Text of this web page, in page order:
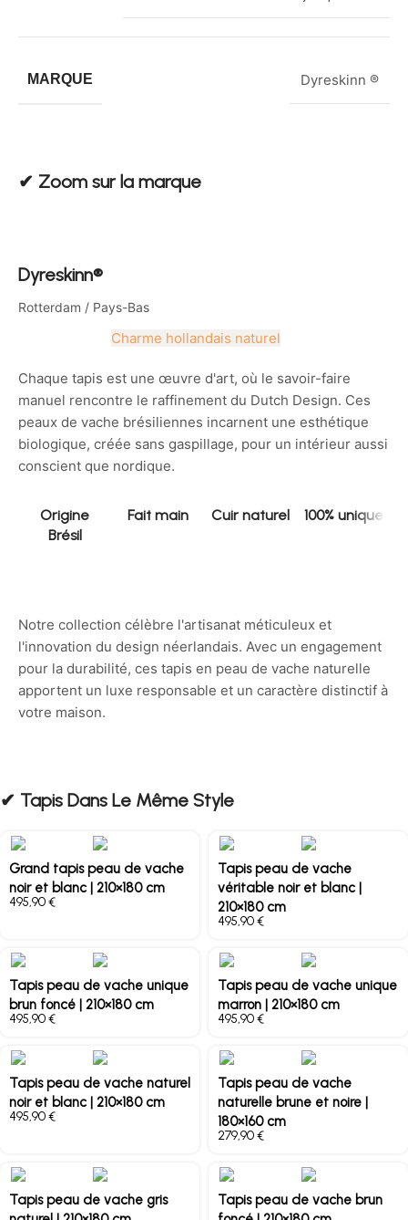
MARQUE Dyreskinn ®
✔︎ Zoom sur la marque
Dyreskinn®
Rotterdam / Pays-Bas
Charme hollandais naturel
Chaque tapis est une œuvre d'art, où le savoir-faire
manuel rencontre le raffinement du Dutch Design. Ces
peaux de vache brésiliennes incarnent une esthétique
biologique, créée sans gaspillage, pour un intérieur aussi
conscient que nordique.
Origine
Brésil
Fait main Cuir naturel 100% unique
Notre collection célèbre l'artisanat méticuleux et
l'innovation du design néerlandais. Avec un engagement
pour la durabilité, ces tapis en peau de vache naturelle
apportent un luxe responsable et un caractère distinctif à
votre maison.
✔︎ Tapis Dans Le Même Style
Grand tapis peau de vache
noir et blanc | 210×180 cm
€
Tapis peau de vache
véritable noir et blanc |
210×180 cm
€
Tapis peau de vache unique
brun foncé | 210×180 cm
€
Tapis peau de vache unique
marron | 210×180 cm
€
Tapis peau de vache naturel
noir et blanc | 210×180 cm
€
Tapis peau de vache
naturelle brune et noire |
180×160 cm
€
Tapis peau de vache gris
Tapis peau de vache brun